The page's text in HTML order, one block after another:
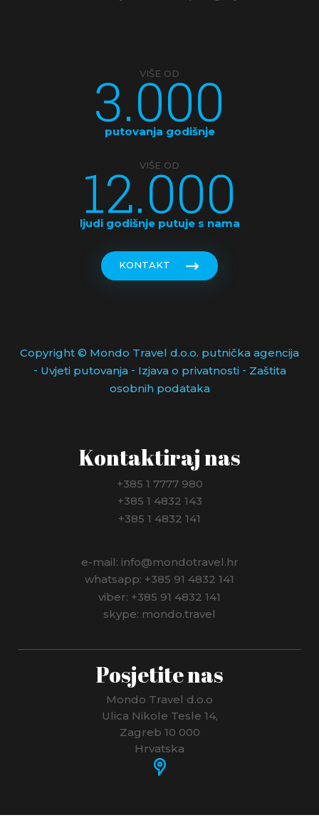
VIŠE OD
3.000
putovanja godišnje
VIŠE OD
12.000
ljudi godišnje putuje s nama
KONTAKT
Copyright © Mondo Travel d.o.o. putnička agencija
- Uvjeti putovanja- Izjava o privatnosti- Zaštita
osobnih podataka
Kontaktiraj nas
+385 1 7777 980
+385 1 4832 143
+385 1 4832 141
e-mail: info@mondotravel.hr
whatsapp: +385 91 4832 141
viber: +385 91 4832 141
skype: mondo.travel
Posjetite nas
Mondo Travel d.o.o
Ulica Nikole Tesle 14,
Zagreb 10 000
Hrvatska